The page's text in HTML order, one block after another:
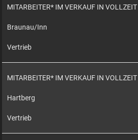
MITARBEITER* IM VERKAUF IN VOLLZEIT
Braunau/Inn
Vertrieb
MITARBEITER* IM VERKAUF IN VOLLZEIT
Hartberg
Vertrieb